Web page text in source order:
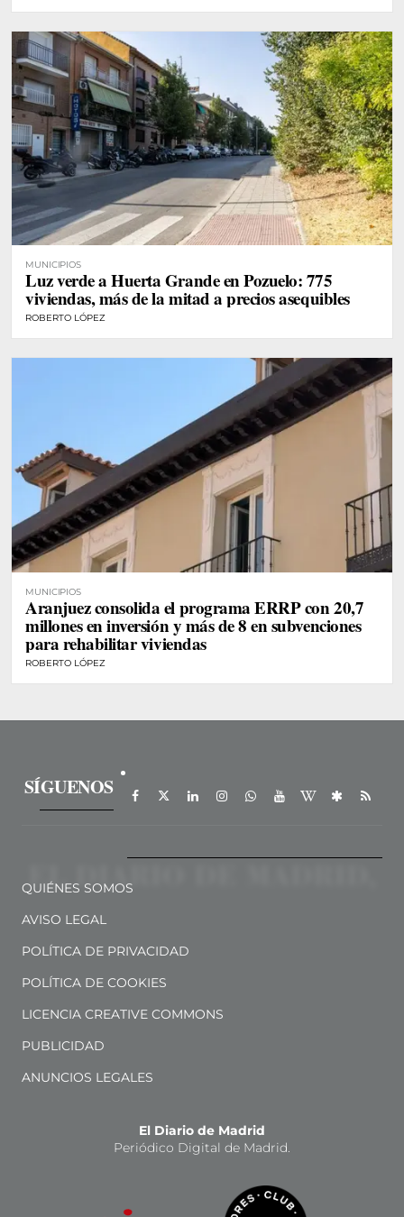
MUNICIPIOS
Luz verde a Huerta Grande en Pozuelo: 775
viviendas, más de la mitad a precios asequibles
ROBERTO LÓPEZ
MUNICIPIOS
Aranjuez consolida el programa ERRP con 20,7
millones en inversión y más de 8 en subvenciones
para rehabilitar viviendas
ROBERTO LÓPEZ
SÍGUENOS
QUIÉNES SOMOS
AVISO LEGAL
POLÍTICA DE PRIVACIDAD
POLÍTICA DE COOKIES
LICENCIA CREATIVE COMMONS
PUBLICIDAD
ANUNCIOS LEGALES
El Diario de Madrid
Periódico Digital de Madrid.